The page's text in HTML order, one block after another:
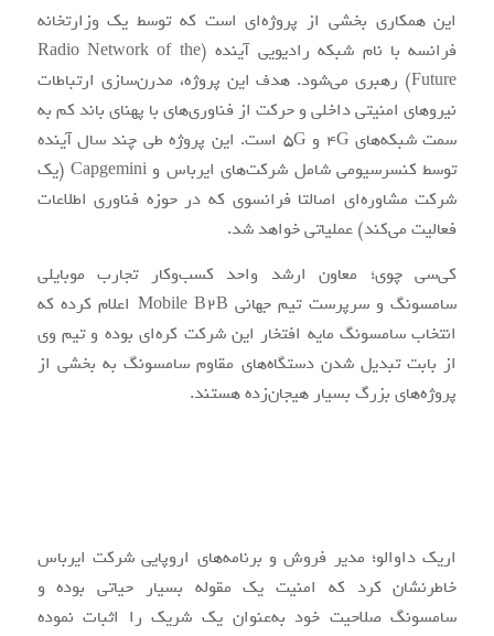
این همکاری بخشی از پروژه‌ای است که توسط یک وزارتخانه
فرانسه با نام شبکه رادیویی آینده (Radio Network of the
Future) رهبری می‌شود. هدف این پروژه، مدرن‌سازی ارتباطات
نیروهای امنیتی داخلی و حرکت از فناوری‌های با پهنای باند کم به
سمت شبکه‌های 4G و 5G است. این پروژه طی چند سال آینده
توسط کنسرسیومی شامل شرکت‌های ایرباس و Capgemini (یک
شرکت مشاوره‌ای اصالتا فرانسوی که در حوزه فناوری اطلاعات
فعالیت می‌کند) عملیاتی خواهد شد.
کی‌سی چوی؛ معاون ارشد واحد کسب‌وکار تجارب موبایلی
سامسونگ و سرپرست تیم جهانی Mobile B2B اعلام کرده که
انتخاب سامسونگ مایه افتخار این شرکت کره‌ای بوده و تیم وی
از بابت تبدیل شدن دستگاه‌های مقاوم سامسونگ به بخشی از
پروژه‌های بزرگ بسیار هیجان‌زده هستند.
اریک داوالو؛ مدیر فروش و برنامه‌های اروپایی شرکت ایرباس
خاطرنشان کرد که امنیت یک مقوله بسیار حیاتی بوده و
سامسونگ صلاحیت خود به‌عنوان یک شریک را اثبات نموده